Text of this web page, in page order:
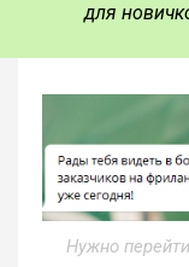
для
Нужно